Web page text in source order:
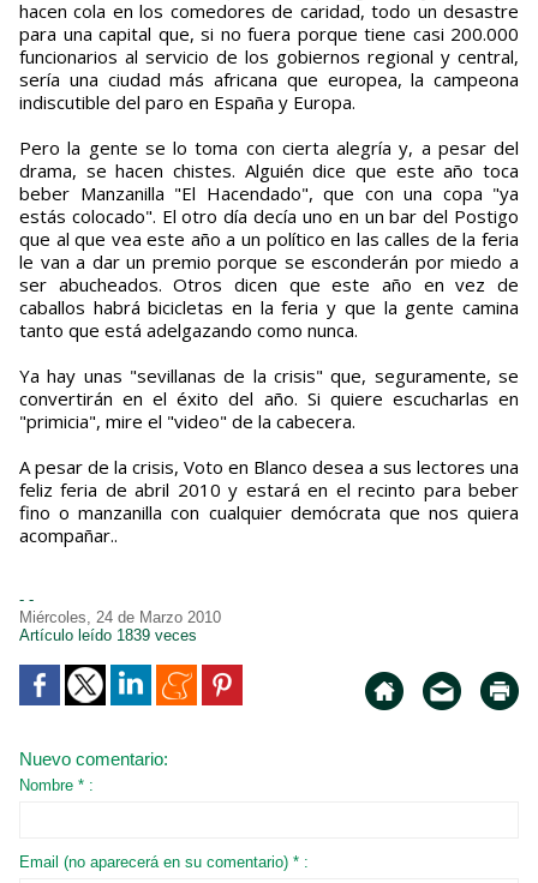
hacen cola en los comedores de caridad, todo un desastre
para una capital que, si no fuera porque tiene casi 200.000
funcionarios al servicio de los gobiernos regional y central,
sería una ciudad más africana que europea, la campeona
indiscutible del paro en España y Europa.
Pero la gente se lo toma con cierta alegría y, a pesar del
drama, se hacen chistes. Alguién dice que este año toca
beber Manzanilla "El Hacendado", que con una copa "ya
estás colocado". El otro día decía uno en un bar del Postigo
que al que vea este año a un político en las calles de la feria
le van a dar un premio porque se esconderán por miedo a
ser abucheados. Otros dicen que este año en vez de
caballos habrá bicicletas en la feria y que la gente camina
tanto que está adelgazando como nunca.
Ya hay unas "sevillanas de la crisis" que, seguramente, se
convertirán en el éxito del año. Si quiere escucharlas en
"primicia", mire el "video" de la cabecera.
A pesar de la crisis, Voto en Blanco desea a sus lectores una
feliz feria de abril 2010 y estará en el recinto para beber
fino o manzanilla con cualquier demócrata que nos quiera
acompañar..
- -
Miércoles, 24 de Marzo 2010
Artículo leído 1839 veces
Nuevo comentario:
Nombre * :
Email (no aparecerá en su comentario) * :